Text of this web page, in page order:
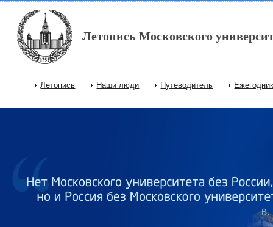
Перейти к основному содержанию
Летопись Московского
Главное меню
Летопись Наши люди Путеводитель